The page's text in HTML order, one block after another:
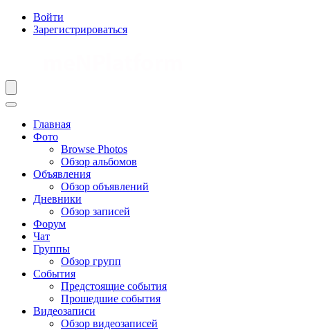
Войти
Зарегистрироваться
Главная
Фото
Browse Photos
Обзор альбомов
Объявления
Обзор объявлений
Дневники
Обзор записей
Форум
Чат
Группы
Обзор групп
События
Предстоящие события
Прошедшие события
Видеозаписи
Обзор видеозаписей